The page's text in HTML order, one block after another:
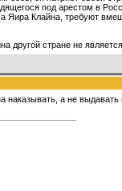
под арестом в
Клайна, требуют
стране не
наказывать, а не выдавать